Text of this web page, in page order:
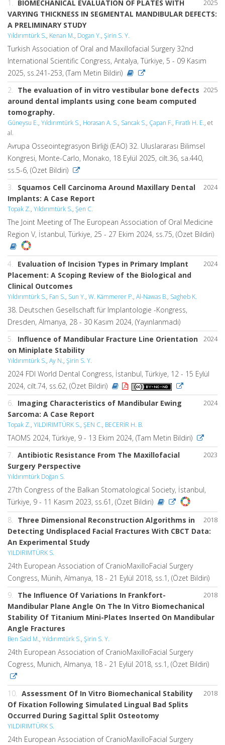
2025
1.
BIOMECHANICAL EVALUATION OF PLATES WITH
VARYING THICKNESS IN SEGMENTAL MANDIBULAR DEFECTS:
A PRELIMINARY STUDY
Yıldırımtürk S., Kenan M., Dogan Y., Şirin S. Y.
Turkish Association of Oral and Maxillofacial Surgery 32nd
International Scientific Congress, Antalya, Türkiye, 5 - 09 Kasım
2025, ss.241-253, (Tam Metin Bildiri)
2025
2.
The evaluation of in vitro vestibular bone defects
around dental implants using cone beam computed
tomography.
Güneysu E., Yıldırımtürk S., Horasan A. S., Sancak S., Çapan F., Fıratlı H. E., et
al.
Avrupa Osseointegrasyon Birliği (EAO) 32. Uluslararası Bilimsel
Kongresi, Monte-Carlo, Monako, 18 Eylül 2025, cilt.36, sa.440,
ss.5-6, (Özet Bildiri)
2024
3.
Squamos Cell Carcinoma Around Maxillary Dental
Implants: A Case Report
Topak Z., Yıldırımtürk S., Şen C.
The Joint Meeting of The European Association of Oral Medicine
Region V, İstanbul, Türkiye, 25 - 27 Ekim 2024, ss.75, (Özet Bildiri)
2024
4. Evaluation of Incision Types in Primary Implant
Placement: A Scoping Review of the Biological and
Clinical Outcomes
Yıldırımtürk S., Fan S., Sun Y., W. Kämmerer P., Al-Nawas B., Sagheb K.
38. Deutschen Gesellschaft für Implantologie -Kongress,
Dresden, Almanya, 28 - 30 Kasım 2024, (Yayınlanmadı)
2024
5. Influence of Mandibular Fracture Line Orientation
on Miniplate Stability
Yıldırımtürk S., Ay N., Şirin S. Y.
2024 FDI World Dental Congress, İstanbul, Türkiye, 12 - 15 Eylül
2024, cilt.74, ss.62, (Özet Bildiri)
2024
6. Imaging Characteristics of Mandibular Ewing
Sarcoma: A Case Report
Topak Z., YILDIRIMTÜRK S., ŞEN C., BECERİR H. B.
TAOMS 2024, Türkiye, 9 - 13 Ekim 2024, (Tam Metin Bildiri)
2023
7. Antibiotic Resistance From The Maxillofacial
Surgery Perspective
Yıldırımtürk Doğan S.
27th Congress of the Balkan Stomatological Society, İstanbul,
Türkiye, 9 - 11 Kasım 2023, ss.61, (Özet Bildiri)
2018
8. Three Dimensional Reconstruction Algorithms in
Detecting Undisplaced Facial Fractures With CBCT Data:
An Experimental Study
YILDIRIMTÜRK S.
24th European Association of CranioMaxilloFacial Surgery
Congress, Münih, Almanya, 18 - 21 Eylül 2018, ss.1, (Özet Bildiri)
2018
9. The Influence Of Variations In Frankfort-
Mandibular Plane Angle On The In Vitro Biomechanical
Stability Of Titanium Mini-Plates Inserted On Mandibular
Angle Fractures
Ben Said M., Yıldırımtürk S., Şirin S. Y.
24th European Association of CranioMaxilloFacial Surgery
Cogress, Munich, Almanya, 18 - 21 Eylül 2018, ss.1, (Özet Bildiri)
2018
10. Assessment Of In Vitro Biomechanical Stability
Of Fixation Following Simulated Lingual Bad Splits
Occurred During Sagittal Split Osteotomy
YILDIRIMTÜRK S.
24th European Association of CranioMaxilloFacial Surgery